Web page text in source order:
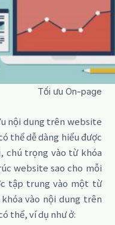
Tối ưu On-page
nội dung trên website
thể dễ dàng hiểu được
chú trọng vào từ khóa
website sao cho mỗi
tập trung vào một từ
vào nội dung trên
thể, ví dụ như ở: